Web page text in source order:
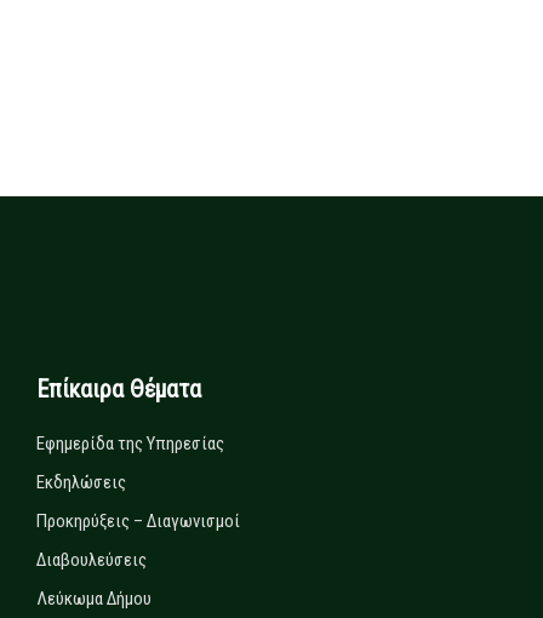
Επίκαιρα Θέματα
Εφημερίδα της Υπηρεσίας
Εκδηλώσεις
Προκηρύξεις – Διαγωνισμοί
Διαβουλεύσεις
Λεύκωμα Δήμου